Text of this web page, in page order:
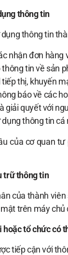
thông tin
thông tin
nhận đơn hàng
thông tin về sản
thị, khuyến
báo về các
giải quyết với
dụng thông tin
của cơ quan
trữ thông tin
của thành
trên máy chủ
hoặc tổ chức có
tiếp cận với